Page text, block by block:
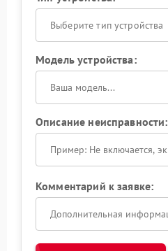
Выберите тип устройства
Модель устройства:
Описание неисправности:
Комментарий к заявке: